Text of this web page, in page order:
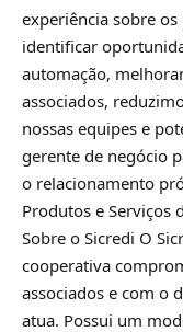
experiência sobre
identificar
automação,
associados,
nossas equipes e
gerente de negócio
o relacionamento
Produtos e Serviços
Sobre o Sicredi O
cooperativa
associados e com o
atua. Possui um